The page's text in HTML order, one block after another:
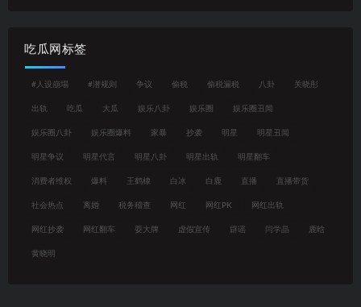
吃瓜网标签
#人设崩塌 #潜规则 争议 偷税 偷税漏税 八卦 关晓彤
出轨 吃瓜 大瓜 娱乐八卦 娱乐圈 娱乐圈丑闻
娱乐圈八卦 娱乐圈爆料 家暴 抄袭 明星 明星丑闻
明星争议 明星代言 明星八卦 明星出轨 明星翻车
消费者维权 爆料 王鹤棣 白冰 白鹿 直播 直播带货
社会热点 离婚 税务稽查 网红 网红PK 网红出轨
网红抄袭 网红翻车 耍大牌 虚假宣传 辟谣 闫学晶 鹿晗
黄晓明